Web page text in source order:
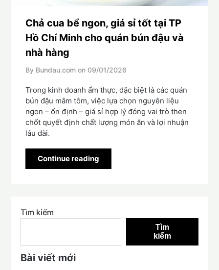
Chả cua bể ngon, giá sỉ tốt tại TP
Hồ Chí Minh cho quán bún đậu và
nhà hàng
By Bundau.com on 09/01/2026
Trong kinh doanh ẩm thực, đặc biệt là các quán
bún đậu mắm tôm, việc lựa chọn nguyên liệu
ngon – ổn định – giá sỉ hợp lý đóng vai trò then
chốt quyết định chất lượng món ăn và lợi nhuận
lâu dài.
Continue reading
Tìm kiếm
Tìm
kiếm
Bài viết mới